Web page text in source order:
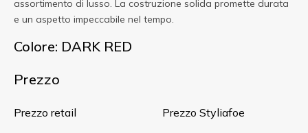
assortimento di lusso. La costruzione solida promette durata
e un aspetto impeccabile nel tempo.
Colore: DARK RED
Prezzo
Prezzo retail Prezzo Styliafoe